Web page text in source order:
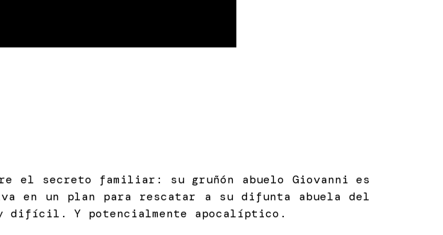
el secreto familiar: su gruñón abuelo Giovanni es
en un plan para rescatar a su difunta abuela del
difícil. Y potencialmente apocalíptico.